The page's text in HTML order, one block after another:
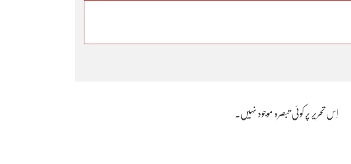
اِس تحریر پر کوئی تبصرہ موجود نہیں۔